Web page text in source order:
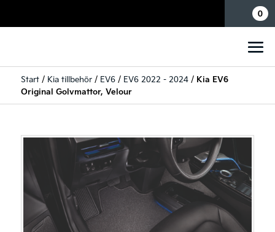
0
Start/ Kia tillbehör/ EV6/ EV6 2022 - 2024/ Kia EV6
Original Golvmattor, Velour